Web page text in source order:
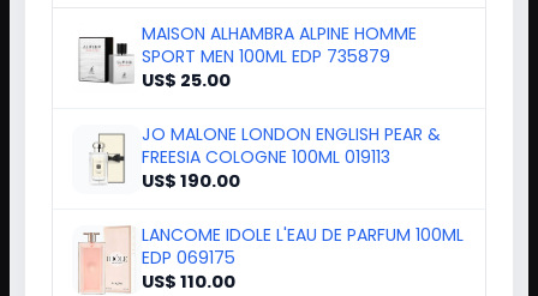
MAISON ALHAMBRA ALPINE HOMME
SPORT MEN 100ML EDP 735879
US$ 25.00
JO MALONE LONDON ENGLISH PEAR &
FREESIA COLOGNE 100ML 019113
US$ 190.00
LANCOME IDOLE L'EAU DE PARFUM 100ML
EDP 069175
US$ 110.00